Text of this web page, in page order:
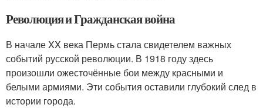
Революция и Гражданская война
В начале XX века Пермь стала свидетелем важных
событий русской революции. В 1918 году здесь
произошли ожесточённые бои между красными и
белыми армиями. Эти события оставили глубокий след в
истории города.